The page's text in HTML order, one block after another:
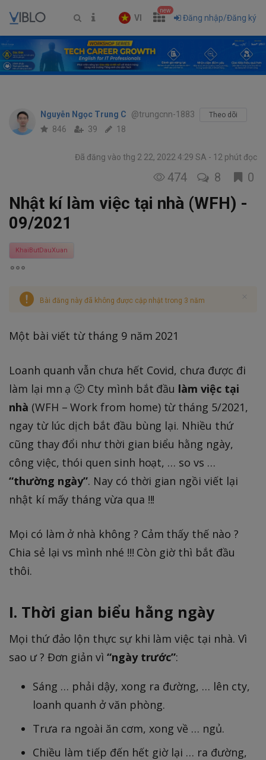
VI
new
Đăng nhập/Đăng ký
Nguyễn Ngọc Trung C @trungcnn-1883 Theo dõi
846 39 18
Đã đăng vào thg 2 22, 2022 4:29 SA 12 phút đọc
474 8 0
Nhật kí làm việc tại nhà (WFH) -
09/2021
KhaiButDauXuan
Bài đăng này đã không được cập nhật trong 3 năm
Một bài viết từ tháng 9 năm 2021
Loanh quanh vẫn chưa hết Covid, chưa được đi
làm lại mn ạ 🙁 Cty mình bắt đầu làm việc tại
nhà (WFH – Work from home) từ tháng 5/2021,
ngay từ lúc dịch bắt đầu bùng lại. Nhiều thứ
cũng thay đổi như thời gian biểu hằng ngày,
công việc, thói quen sinh hoạt, … so vs …
“thường ngày”. Nay có thời gian ngồi viết lại
nhật kí mấy tháng vừa qua !!!
Mọi có làm ở nhà không ? Cảm thấy thế nào ?
Chia sẻ lại vs mình nhé !!! Còn giờ thì bắt đầu
thôi.
I. Thời gian biểu hằng ngày
Mọi thứ đảo lộn thực sự khi làm việc tại nhà. Vì
sao ư ? Đơn giản vì “ngày trước”:
Sáng … phải dậy, xong ra đường, … lên cty,
loanh quanh ở văn phòng.
Trưa ra ngoài ăn cơm, xong về … ngủ.
Chiều làm tiếp đến hết giờ lại … ra đường,